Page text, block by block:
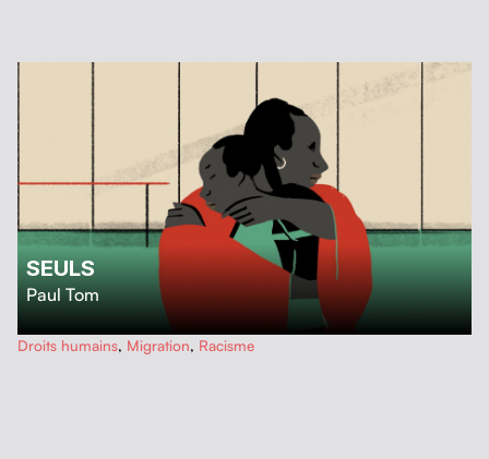
SEULS
Paul Tom
…
Droits humains, Migration, Racisme